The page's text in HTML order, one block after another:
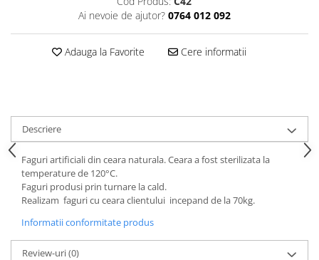
Ai nevoie de ajutor? 0764 012 092
Adauga la Favorite Cere informatii
Descriere
Faguri artificiali din ceara naturala. Ceara a fost sterilizata la
temperature de 120°C.
Faguri produsi prin turnare la cald.
Realizam faguri cu ceara clientului incepand de la 70kg.
Informatii conformitate produs
Review-uri(0)